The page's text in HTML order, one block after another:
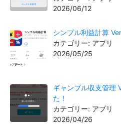
2026/06/12
シンプル利益計算
カテゴリー: アプリ
2026/05/25
ギャンブル収支管理
た！
カテゴリー: アプリ
2026/04/26